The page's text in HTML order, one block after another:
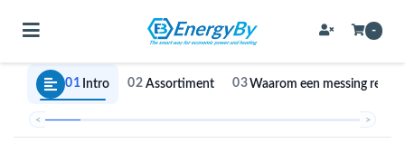
(Bevestigingsmateriaal / schroeven)
Toggle navigation -
01 Intro 02 Assortiment 03Waarom een messing
< >